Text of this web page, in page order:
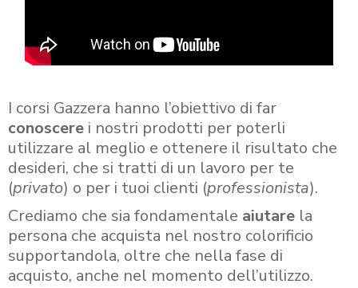
I corsi Gazzera hanno l’obiettivo di far
conoscere i nostri prodotti per poterli
utilizzare al meglio e ottenere il risultato che
desideri, che si tratti di un lavoro per te
(privato) o per i tuoi clienti (professionista).
Crediamo che sia fondamentale aiutare la
persona che acquista nel nostro colorificio
supportandola, oltre che nella fase di
acquisto, anche nel momento dell’utilizzo.